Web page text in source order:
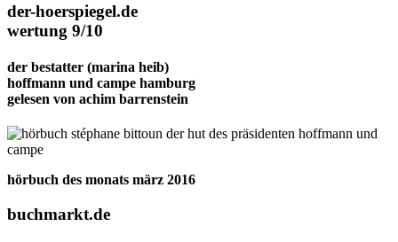
der-hoerspiegel.de
wertung 9/10
der bestatter (marina heib)
hoffmann und campe hamburg
gelesen von achim barrenstein
hörbuch des monats märz 2016
buchmarkt.de